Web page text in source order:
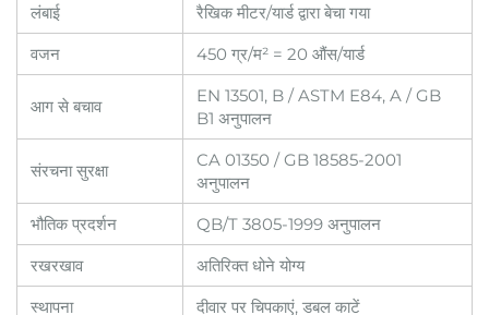
लंबाई
रैखिक मीटर/यार्ड द्वारा बेचा गया
वजन
450 ग्र/म² = 20 औंस/यार्ड
आग से बचाव
EN 13501, B / ASTM E84, A / GB
B1 अनुपालन
संरचना सुरक्षा
CA 01350 / GB 18585-2001
अनुपालन
भौतिक प्रदर्शन
QB/T 3805-1999 अनुपालन
रखरखाव
अतिरिक्त धोने योग्य
स्थापना
दीवार पर चिपकाएं, डबल काटें